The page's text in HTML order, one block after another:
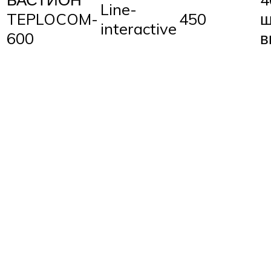
TEPLOCOM-
600
Line-
interactive450